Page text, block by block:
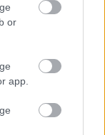
or
app.